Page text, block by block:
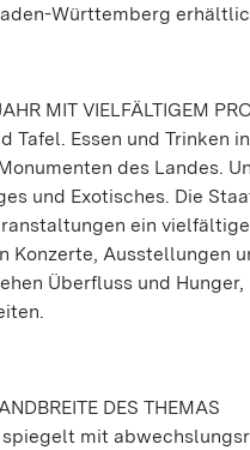
Württemberg
MIT VIELFÄLTIGEM
Tafel. Essen und
des Landes.
und Exotisches. Die
ein
Konzerte, Ausstellungen
Überfluss und
DES THEMAS
spiegelt mit